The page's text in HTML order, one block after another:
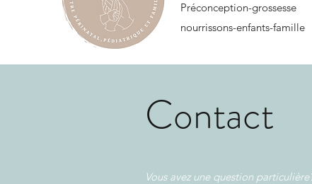
Préconception-grossesse
nourrissons-enfants-famille
Contact
Vous avez une question